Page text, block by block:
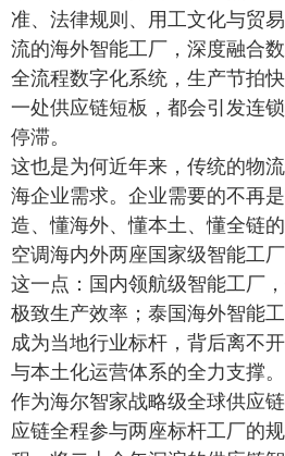
准、法律规则、用工文化与贸
流的海外智能工厂，深度融合
全流程数字化系统，生产节拍
一处供应链短板，都会引发连
停滞。
这也是为何近年来，传统的物
海企业需求。企业需要的不再
造、懂海外、懂本土、懂全链
空调海内外两座国家级智能工
这一点：国内领航级智能工厂
极致生产效率；泰国海外智能
成为当地行业标杆，背后离不
与本土化运营体系的全力支撑。
作为海尔智家战略级全球供应
应链全程参与两座标杆工厂的